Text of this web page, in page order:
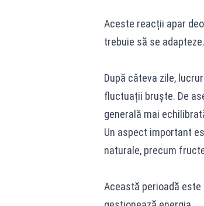
Aceste reacții apar
trebuie să se adapteze.
După câteva zile,
fluctuații bruște. De
generală mai
Un aspect important
naturale, precum
Această perioadă